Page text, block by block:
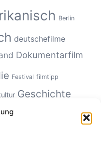
Berlin
deutschefilme
Dokumentarfilm
Festival filmtipp
Geschichte